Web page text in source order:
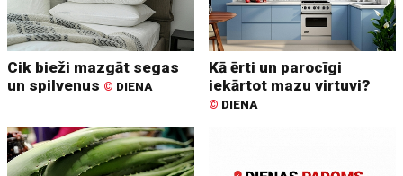
Cik bieži mazgāt segas
un spilvenus © DIENA
Kā ērti un parocīgi
iekārtot mazu virtuvi?
© DIENA